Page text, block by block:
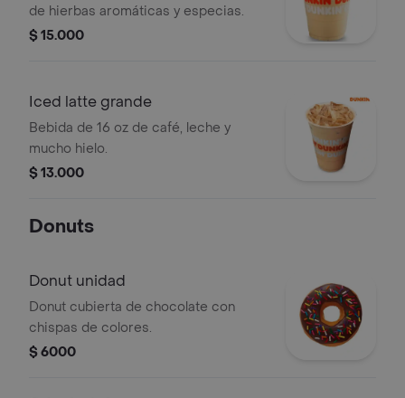
de hierbas aromáticas y especias.
$ 15.000
Iced latte grande
Bebida de 16 oz de café, leche y
mucho hielo.
$ 13.000
Donuts
Donut unidad
Donut cubierta de chocolate con
chispas de colores.
$ 6000